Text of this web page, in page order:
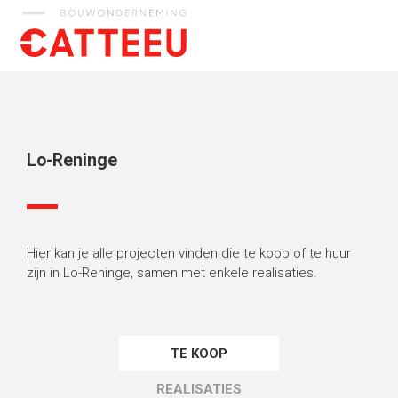
Lo-Reninge
Hier kan je alle projecten vinden die te koop of te huur
zijn in Lo-Reninge, samen met enkele realisaties.
TE KOOP
REALISATIES